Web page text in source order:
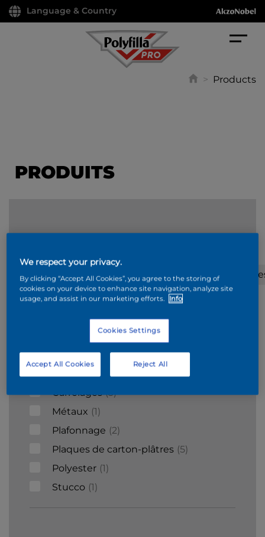
Language & Country
> Products
PRODUITS
Béton
cellulaire
Béton
Surfaces
mineraux
Acier galvanisé 1
Carrelages 3
Métaux 1
Plafonnage
2
Plaques de carton-plâtres 5
Polyester 1
Stucco 1
We respect your privacy.
By clicking “Accept All Cookies”, you agree to the storing of
cookies on your device to enhance site navigation, analyze site
usage, and assist in our marketing efforts.
Info
Cookies Settings
Reject All
Accept All Cookies